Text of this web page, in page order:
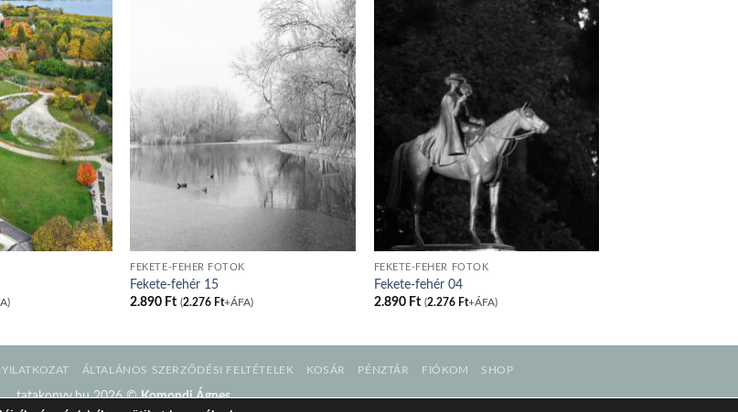
FEKETE-FEHÉR FOTÓK
Fekete-fehér 15
2.890 Ft (2.276 Ft+ÁFA)
FEKETE-FEHÉR FOTÓK
Fekete-fehér 04
2.890 Ft (2.276 Ft+ÁFA)
ÁLTALÁNOS SZERZŐDÉSI FELTÉTELEK KOSÁR PÉNZTÁR FIÓKOM SHOP
tatakonyv.hu 2026 ©Komondi Ágnes